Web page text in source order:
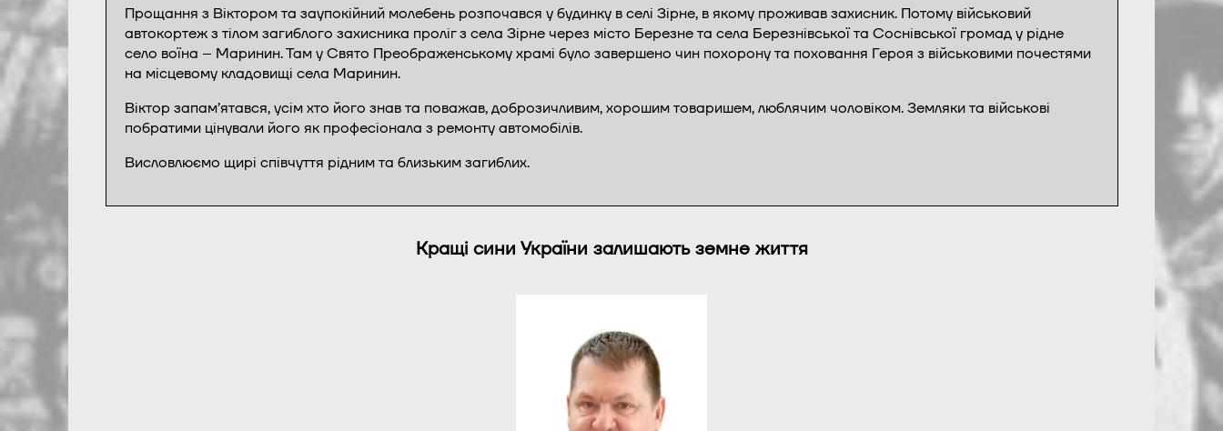
Прощання з Віктором та заупокійний молебень розпочався у будинку в селі Зірне, в якому проживав захисник. Потому військовий
автокортеж з тілом загиблого захисника проліг з села Зірне через місто Березне та села Березнівської та Соснівської громад у рідне
село воїна – Маринин. Там у Свято Преображенському храмі було завершено чин похорону та поховання Героя з військовими почестями
на місцевому кладовищі села Маринин.
Віктор запам’ятався, усім хто його знав та поважав, доброзичливим, хорошим товаришем, люблячим чоловіком. Земляки та військові
побратими цінували його як професіонала з ремонту автомобілів.
Висловлюємо щирі співчуття рідним та близьким загиблих.
Кращі сини України залишають земне життя